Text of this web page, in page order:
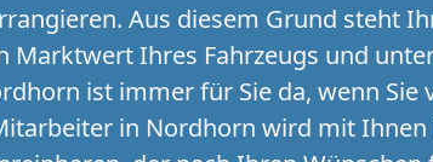
Aus diesem Grund steht
Marktwert Ihres Fahrzeugs und
ist immer für Sie da, wenn
in Nordhorn wird mit